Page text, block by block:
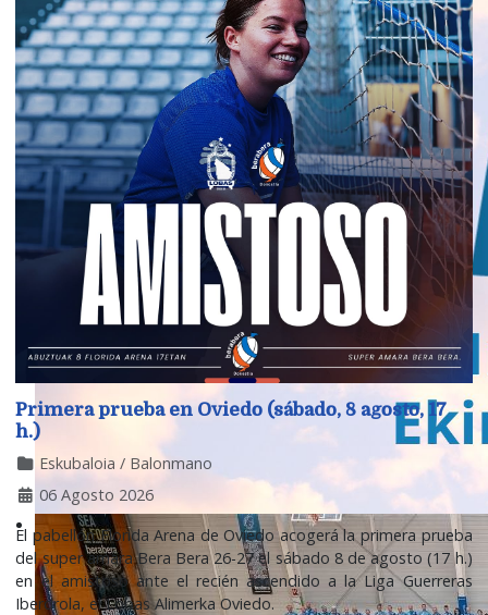
Primera prueba en Oviedo (sábado, 8 agosto, 17
h.)
Eskubaloia / Balonmano
06 Agosto 2026
El pabellón Florida Arena de Oviedo acogerá la primera prueba
del super amara Bera Bera 26-27 el sábado 8 de agosto (17 h.)
en el amistoso ante el recién ascendido a la Liga Guerreras
Iberdrola, el Lobas Alimerka Oviedo.